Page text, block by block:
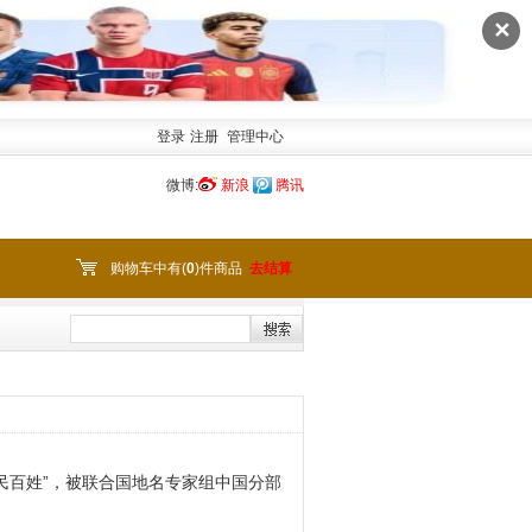
✕
登录 注册 管理中心
微博: 新浪 腾讯
购物车中有(0)件商品 去结算
姓”，被联合国地名专家组中国分部